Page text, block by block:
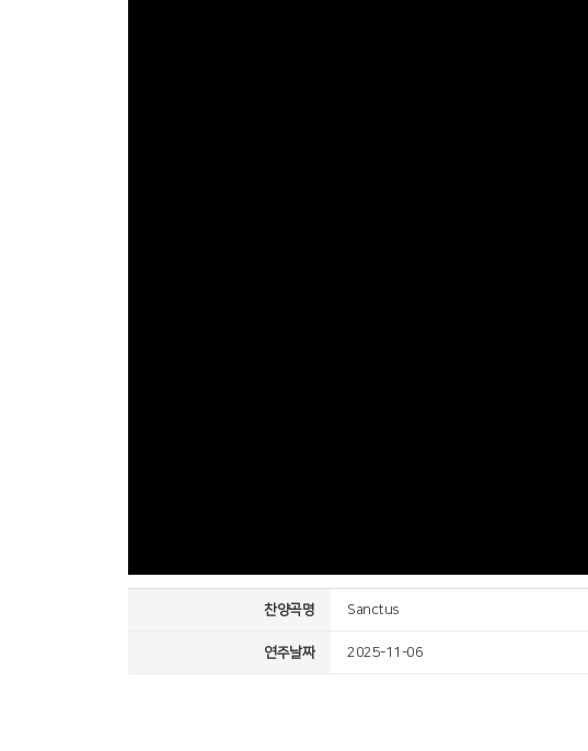
찬양곡명 Sanctus
연주날짜 2025-11-06